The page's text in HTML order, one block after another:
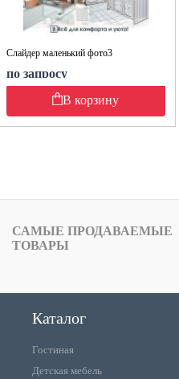
Слайдер маленький фото3
по запросу
В корзину
САМЫЕ ПРОДАВАЕМЫЕ
ТОВАРЫ
Каталог
Гостиная
Детская мебель